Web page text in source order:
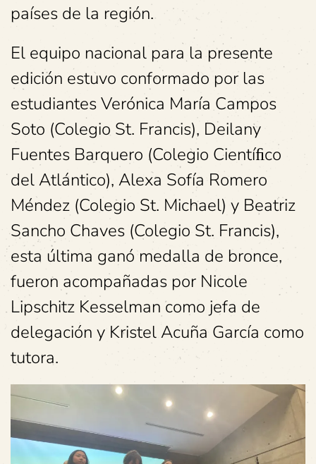
países de la región.
El equipo nacional para la presente
edición estuvo conformado por las
estudiantes Verónica María Campos
Soto (Colegio St. Francis), Deilany
Fuentes Barquero (Colegio Cientíﬁco
del Atlántico), Alexa Sofía Romero
Méndez (Colegio St. Michael) y Beatriz
Sancho Chaves (Colegio St. Francis),
esta última ganó medalla de bronce,
fueron acompañadas por Nicole
Lipschitz Kesselman como jefa de
delegación y Kristel Acuña García como
tutora.